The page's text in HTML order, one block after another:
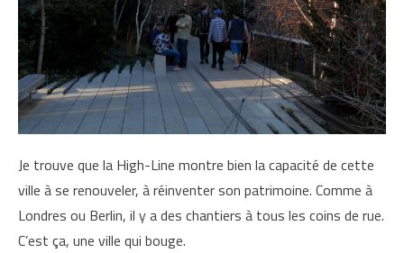
Je trouve que la High-Line montre bien la capacité de cette
ville à se renouveler, à réinventer son patrimoine. Comme à
Londres ou Berlin, il y a des chantiers à tous les coins de rue.
C’est ça, une ville qui bouge.